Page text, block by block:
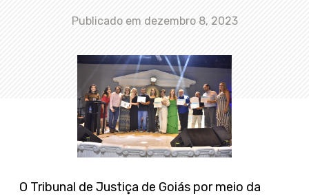
Publicado em dezembro 8, 2023
O Tribunal de Justiça de Goiás por meio da